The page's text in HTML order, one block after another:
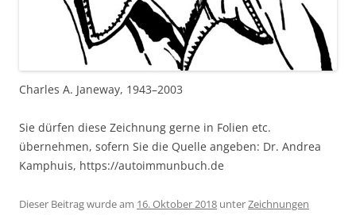
Charles A. Janeway, 1943–2003
Sie dürfen diese Zeichnung gerne in Folien etc.
übernehmen, sofern Sie die Quelle angeben: Dr. Andrea
Kamphuis, https://autoimmunbuch.de
Dieser Beitrag wurde am 16. Oktober 2018 unterZeichnungen